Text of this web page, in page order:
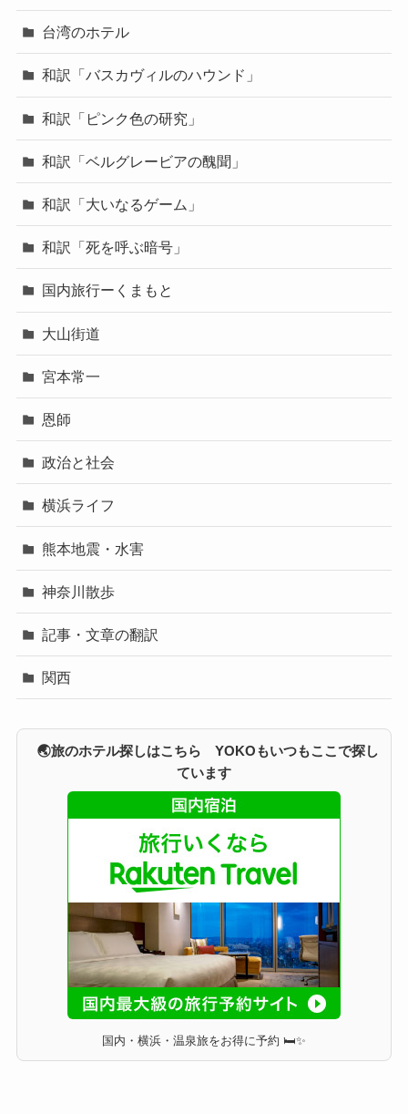
台湾のホテル
和訳「バスカヴィルのハウンド」
和訳「ピンク色の研究」
和訳「ベルグレービアの醜聞」
和訳「大いなるゲーム」
和訳「死を呼ぶ暗号」
国内旅行ーくまもと
大山街道
宮本常一
恩師
政治と社会
横浜ライフ
熊本地震・水害
神奈川散歩
記事・文章の翻訳
関西
🌏旅のホテル探しはこちら YOKOもいつもここで探し
ています
国内・横浜・温泉旅をお得に予約 🛏✨